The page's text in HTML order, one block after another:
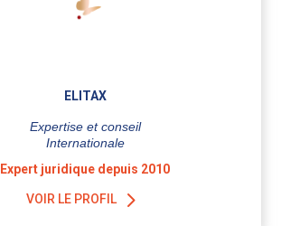
ELITAX
Expertise et conseil
Internationale
Expert juridique depuis 2010
VOIR LE PROFIL